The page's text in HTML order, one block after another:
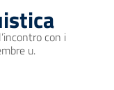
con i
u.